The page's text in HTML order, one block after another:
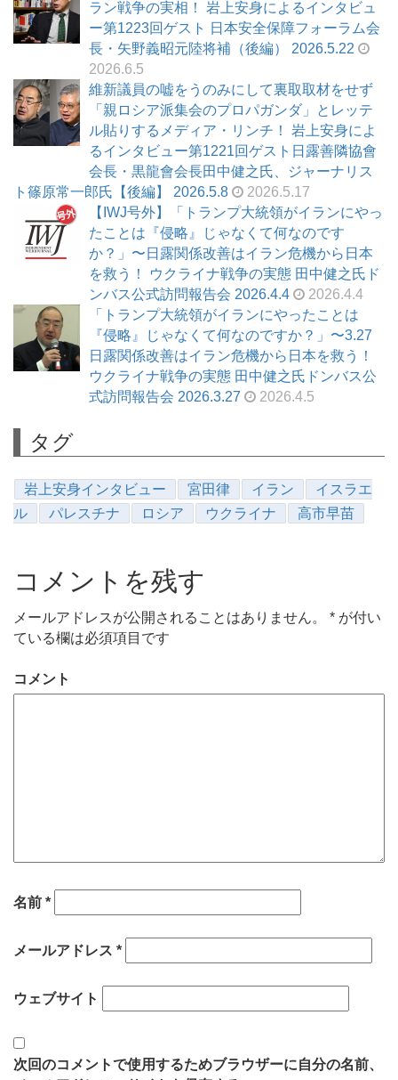
ラン戦争の実相！ 岩上安身によるインタビュ
ー第1223回ゲスト 日本安全保障フォーラム会
長・矢野義昭元陸将補（後編） 2026.5.22
2026.6.5
維新議員の嘘をうのみにして裏取取材をせず
「親ロシア派集会のプロパガンダ」とレッテ
ル貼りするメディア・リンチ！ 岩上安身によ
るインタビュー第1221回ゲスト日露善隣協會
会長・黒龍會会長田中健之氏、ジャーナリス
ト篠原常一郎氏【後編】 2026.5.8
2026.5.17
【IWJ号外】「トランプ大統領がイランにやっ
たことは『侵略』じゃなくて何なのです
か？」〜日露関係改善はイラン危機から日本
を救う！ ウクライナ戦争の実態 田中健之氏ド
ンバス公式訪問報告会 2026.4.4
2026.4.4
「トランプ大統領がイランにやったことは
『侵略』じゃなくて何なのですか？」〜3.27
日露関係改善はイラン危機から日本を救う！
ウクライナ戦争の実態 田中健之氏ドンバス公
式訪問報告会 2026.3.27
2026.4.5
タグ
岩上安身インタビュー 宮田律 イラン
イスラエ
ル
パレスチナ ロシア ウクライナ 高市早苗
コメントを残す
メールアドレスが公開されることはありません。 * が付い
ている欄は必須項目です
コメント
名前 *
メールアドレス *
ウェブサイト
次回のコメントで使用するためブラウザーに自分の名前、